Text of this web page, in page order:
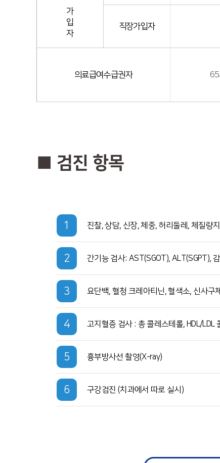
가
입
자
직장가입자
의료급여수급권자
65
■ 검진 항목
1 진찰, 상담, 신장, 체중, 허리둘레, 체질량
2 간기능 검사: AST(SGOT), ALT(SGPT),
3 요단백, 혈청 크레아티닌, 혈색소, 신사구
4 고지혈증 검사 : 총 콜레스테롤, HDL/LDL
5 흉부방사선 촬영(X-ray)
6 구강검진 (치과에서 따로 실시)